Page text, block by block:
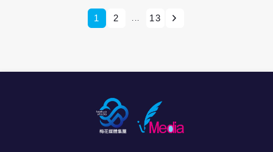
出每月的團進及赴法旅遊的台客人數，互有盈
利，又何必去讓日、韓、泰、越等國家不勞而
了，使現在的台中市公車，成了非常奇怪的停
BRT捷運系統，目前只有一條，但是運作非常
快速流暢，而且施工及營運成本，應該只有軌
道㨗運的四分之一而已，台灣各個縣市都應該
去考察規模，以照顧全國民眾。 BRT的全名是
性，試圖強行解散有關政黨，以此打壓政治異
已、強化「綠色恐怖」，對此嚴厲譴責。最
嗆：政治化混淆視聽 陸委會回應表示，內政部
選、發展間諜網、吸收軍人與中配、滲透宮廟
和電台做統戰與認知作戰。第二，該黨在台透
過暴力攻擊進行跨境鎮壓。第三，該黨犯罪紀
規旨在「規範出境入境管理、保障合法權益、
維護國家主權、安全、發展利益」，將於9月
15日起正式施行。對此，陸委會主委邱垂正今
政委員會今日審查「臺灣地區與大陸地區人民
關係條例」，邱垂正並於會前受訪。媒體詢問
中國大陸出境新規定9月15日上路一事，有學
1 2 ... 13